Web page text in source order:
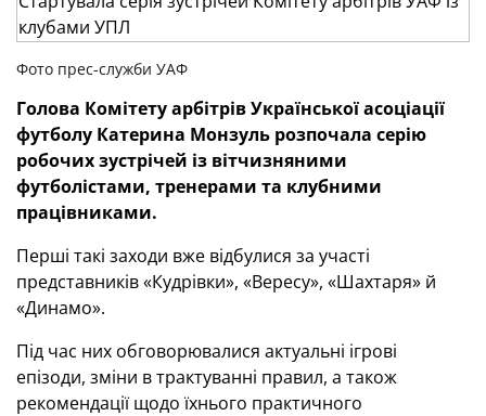
Фото прес-служби УАФ
Голова Комітету арбітрів Української асоціації
футболу Катерина Монзуль розпочала серію
робочих зустрічей із вітчизняними
футболістами, тренерами та клубними
працівниками.
Перші такі заходи вже відбулися за участі
представників «Кудрівки», «Вересу», «Шахтаря» й
«Динамо».
Під час них обговорювалися актуальні ігрові
епізоди, зміни в трактуванні правил, а також
рекомендації щодо їхнього практичного